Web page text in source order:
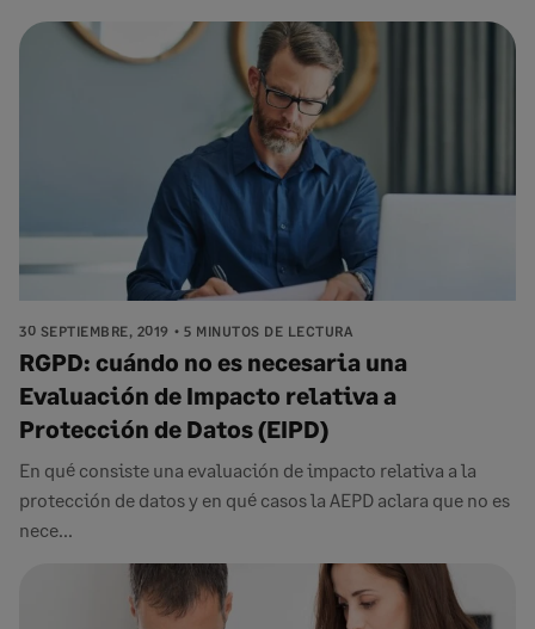
30 SEPTIEMBRE, 2019 5 MINUTOS DE LECTURA
RGPD: cuándo no es necesaria una
Evaluación de Impacto relativa a
Protección de Datos (EIPD)
En qué consiste una evaluación de impacto relativa a la
protección de datos y en qué casos la AEPD aclara que no es
nece...